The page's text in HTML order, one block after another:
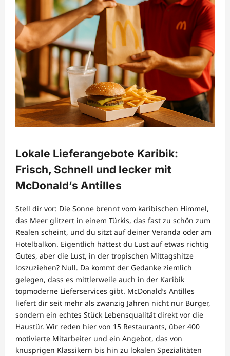
Lokale Lieferangebote Karibik:
Frisch, Schnell und lecker mit
McDonald’s Antilles
Stell dir vor: Die Sonne brennt vom karibischen Himmel,
das Meer glitzert in einem Türkis, das fast zu schön zum
Realen scheint, und du sitzt auf deiner Veranda oder am
Hotelbalkon. Eigentlich hättest du Lust auf etwas richtig
Gutes, aber die Lust, in der tropischen Mittagshitze
loszuziehen? Null. Da kommt der Gedanke ziemlich
gelegen, dass es mittlerweile auch in der Karibik
topmoderne Lieferservices gibt. McDonald’s Antilles
liefert dir seit mehr als zwanzig Jahren nicht nur Burger,
sondern ein echtes Stück Lebensqualität direkt vor die
Haustür. Wir reden hier von 15 Restaurants, über 400
motivierte Mitarbeiter und ein Angebot, das von
knusprigen Klassikern bis hin zu lokalen Spezialitäten